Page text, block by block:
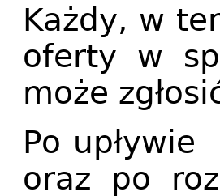
Każdy, w
oferty w
może
Po
oraz po